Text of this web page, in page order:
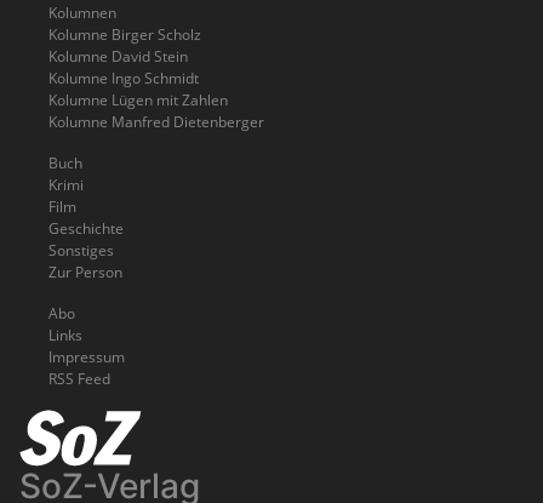
Kolumnen
Kolumne Birger Scholz
Kolumne David Stein
Kolumne Ingo Schmidt
Kolumne Lügen mit Zahlen
Kolumne Manfred Dietenberger
Buch
Krimi
Film
Geschichte
Sonstiges
Zur Person
Abo
Links
Impressum
RSS Feed
SoZ-Verlag